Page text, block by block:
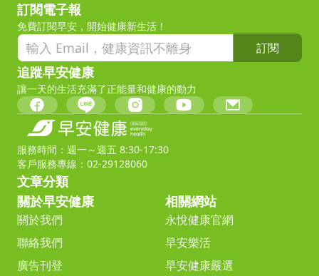
訂閱電子報
免費訂閱早安，開始健康新生活！
訂閱
追蹤早安健康
讓一天的生活充滿了正能量和健康的動力
服務時間：週一～週五 8:30-17:30
客戶服務專線：02-29128060
文章分類
關於早安健康
關於我們
聯絡我們
廣告刊登
相關網站
永悅健康官網
早安樂活
早安健康嚴選